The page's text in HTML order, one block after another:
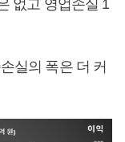
없고 영업손실 1
실의 폭은 더 커